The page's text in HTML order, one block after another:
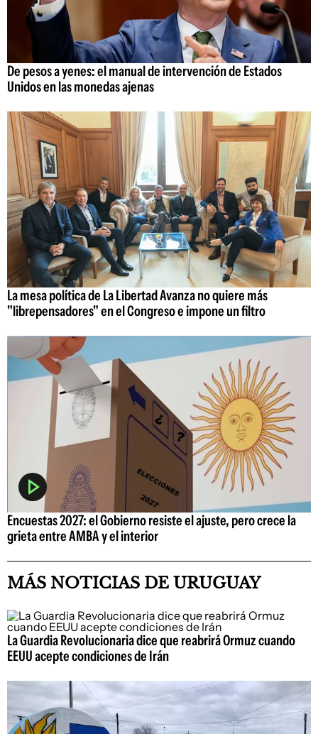
De pesos a yenes: el manual de intervención de Estados
Unidos en las monedas ajenas
La mesa política de La Libertad Avanza no quiere más
"librepensadores" en el Congreso e impone un filtro
Encuestas 2027: el Gobierno resiste el ajuste, pero crece la
grieta entre AMBA y el interior
MÁS NOTICIAS DE URUGUAY
La Guardia Revolucionaria dice que reabrirá Ormuz cuando
EEUU acepte condiciones de Irán